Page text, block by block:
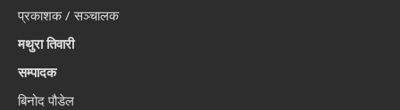
प्रकाशक / सञ्चालक
मथुरा तिवारी
सम्पादक
बिनोद पौडेल